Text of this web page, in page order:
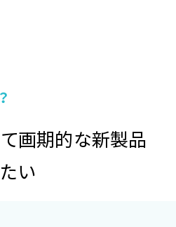
画期的な新製品
い